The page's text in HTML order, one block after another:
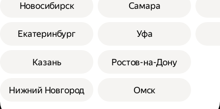
Новосибирск
Екатеринбург
Казань
Нижний Новгород
Самара
Уфа
Ростов-на-Дону
Омск